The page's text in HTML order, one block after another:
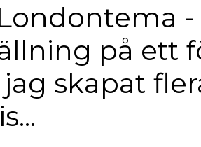
på ett
skapat